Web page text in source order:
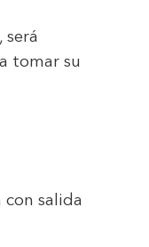
será
tomar su
con salida